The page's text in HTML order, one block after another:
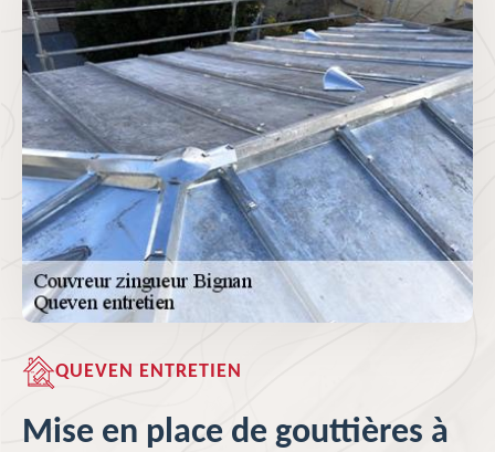
QUEVEN ENTRETIEN
Mise en place de gouttières à